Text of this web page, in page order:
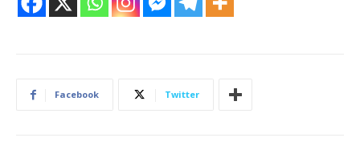
Facebook Twitter